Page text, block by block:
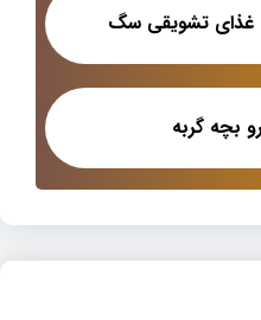
غذای تشویقی سگ
بچه گربه